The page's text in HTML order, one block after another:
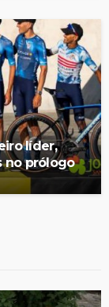
líder,
no prólogo